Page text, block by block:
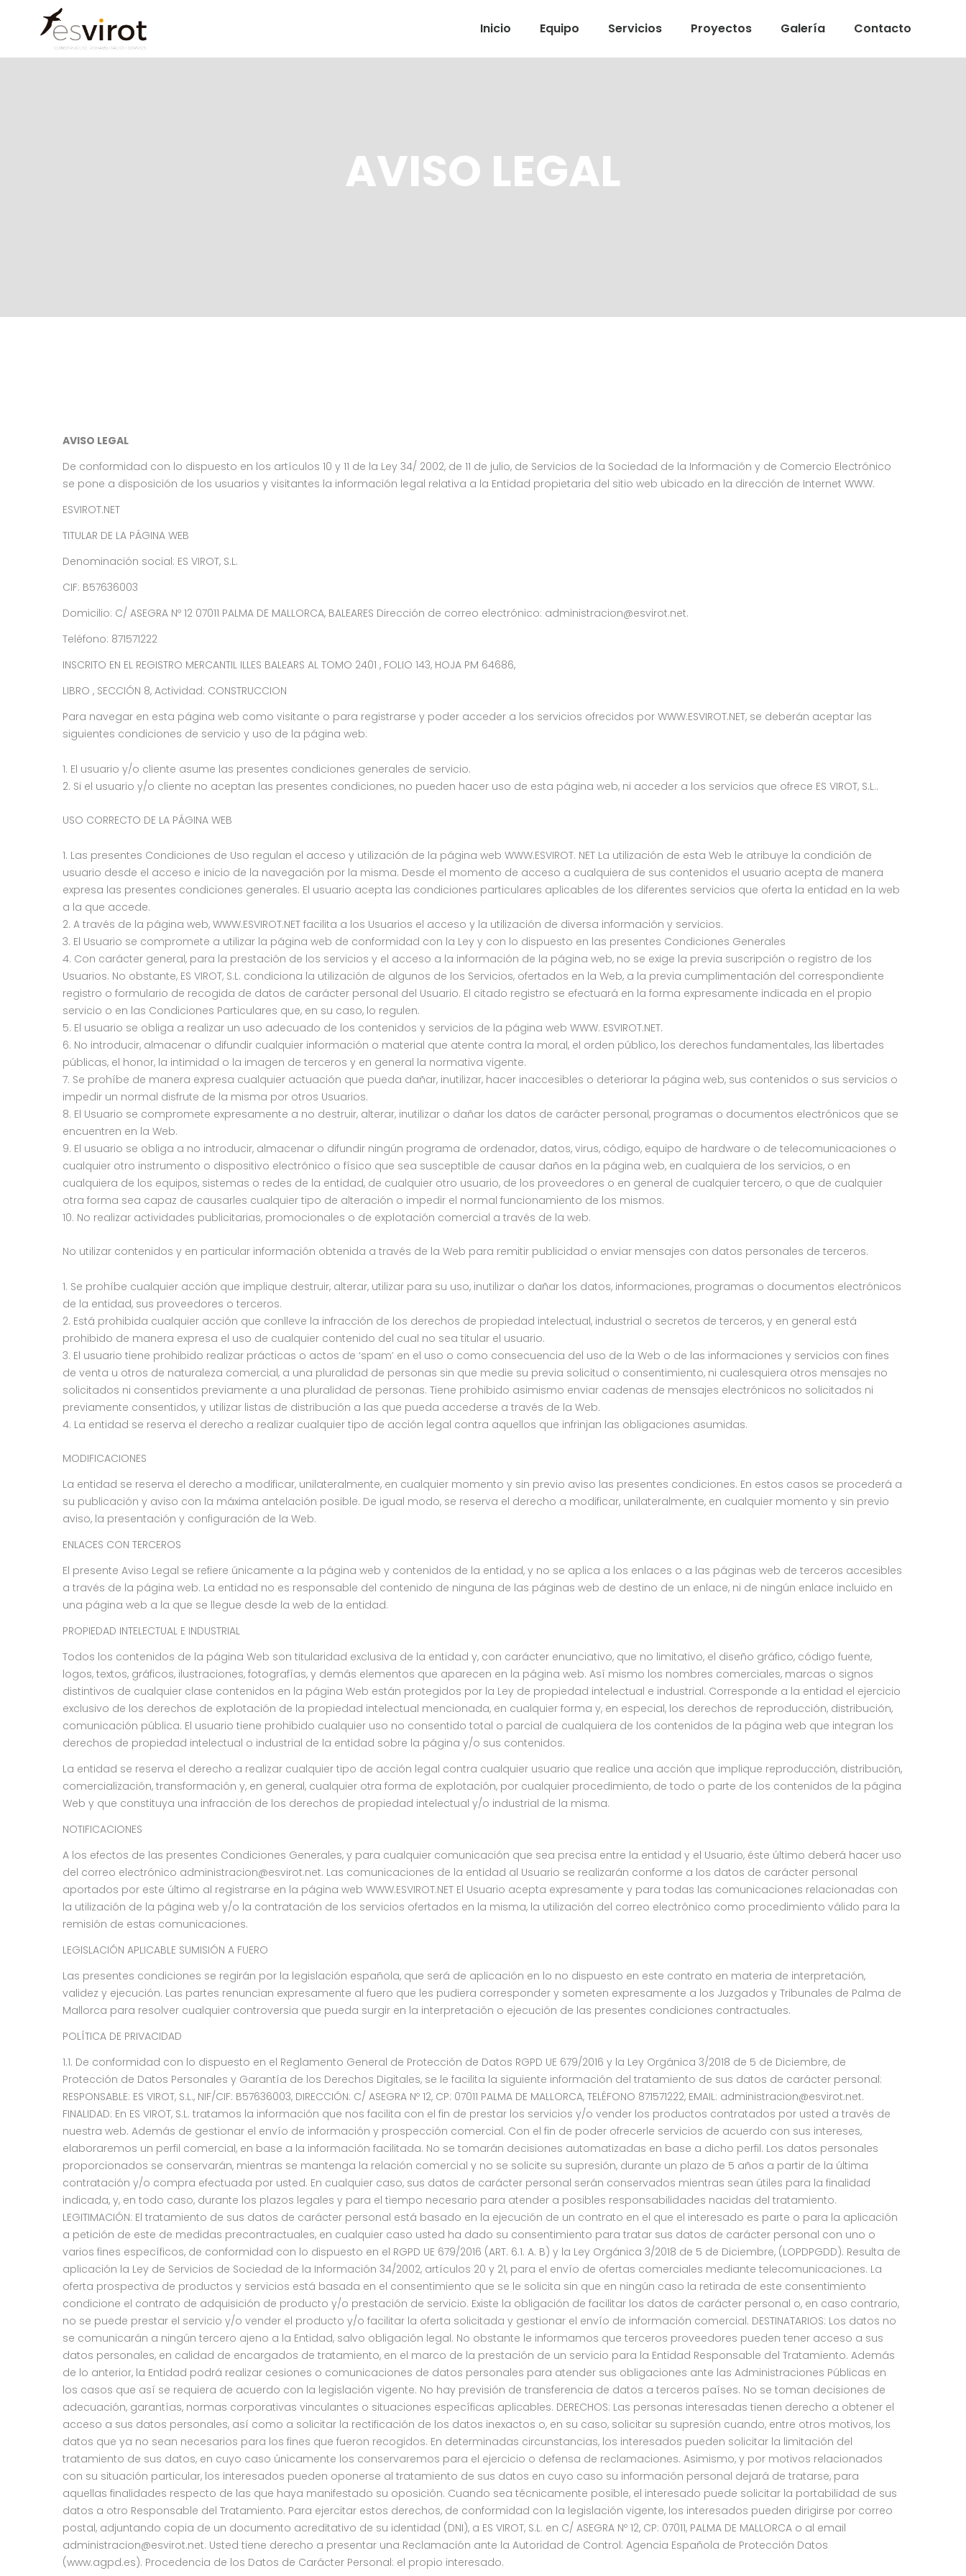
Inicio Equipo Servicios Proyectos Galería Contacto
AVISO LEGAL
AVISO LEGAL
De conformidad con lo dispuesto en los artículos 10 y 11 de la Ley 34/ 2002, de 11 de julio, de Servicios de la Sociedad de la Información y de Comercio Electrónico
se pone a disposición de los usuarios y visitantes la información legal relativa a la Entidad propietaria del sitio web ubicado en la dirección de Internet WWW.
ESVIROT.NET
TITULAR DE LA PÁGINA WEB
Denominación social: ES VIROT, S.L.
CIF: B57636003
Domicilio: C/ ASEGRA Nº 12 07011 PALMA DE MALLORCA, BALEARES Dirección de correo electrónico: administracion@esvirot.net.
Teléfono: 871571222
INSCRITO EN EL REGISTRO MERCANTIL ILLES BALEARS AL TOMO 2401 , FOLIO 143, HOJA PM 64686,
LIBRO , SECCIÓN 8, Actividad: CONSTRUCCION
Para navegar en esta página web como visitante o para registrarse y poder acceder a los servicios ofrecidos por WWW.ESVIROT.NET, se deberán aceptar las
siguientes condiciones de servicio y uso de la página web:
El usuario y/o cliente asume las presentes condiciones generales de servicio.
Si el usuario y/o cliente no aceptan las presentes condiciones, no pueden hacer uso de esta página web, ni acceder a los servicios que ofrece ES VIROT, S.L..
USO CORRECTO DE LA PÁGINA WEB
Las presentes Condiciones de Uso regulan el acceso y utilización de la página web WWW.ESVIROT. NET La utilización de esta Web le atribuye la condición de
usuario desde el acceso e inicio de la navegación por la misma. Desde el momento de acceso a cualquiera de sus contenidos el usuario acepta de manera
expresa las presentes condiciones generales. El usuario acepta las condiciones particulares aplicables de los diferentes servicios que oferta la entidad en la web
a la que accede.
A través de la página web, WWW.ESVIROT.NET facilita a los Usuarios el acceso y la utilización de diversa información y servicios.
El Usuario se compromete a utilizar la página web de conformidad con la Ley y con lo dispuesto en las presentes Condiciones Generales
Con carácter general, para la prestación de los servicios y el acceso a la información de la página web, no se exige la previa suscripción o registro de los
Usuarios. No obstante, ES VIROT, S.L. condiciona la utilización de algunos de los Servicios, ofertados en la Web, a la previa cumplimentación del correspondiente
registro o formulario de recogida de datos de carácter personal del Usuario. El citado registro se efectuará en la forma expresamente indicada en el propio
servicio o en las Condiciones Particulares que, en su caso, lo regulen.
El usuario se obliga a realizar un uso adecuado de los contenidos y servicios de la página web WWW. ESVIROT.NET.
No introducir, almacenar o difundir cualquier información o material que atente contra la moral, el orden público, los derechos fundamentales, las libertades
públicas, el honor, la intimidad o la imagen de terceros y en general la normativa vigente.
Se prohíbe de manera expresa cualquier actuación que pueda dañar, inutilizar, hacer inaccesibles o deteriorar la página web, sus contenidos o sus servicios o
impedir un normal disfrute de la misma por otros Usuarios.
El Usuario se compromete expresamente a no destruir, alterar, inutilizar o dañar los datos de carácter personal, programas o documentos electrónicos que se
encuentren en la Web.
El usuario se obliga a no introducir, almacenar o difundir ningún programa de ordenador, datos, virus, código, equipo de hardware o de telecomunicaciones o
cualquier otro instrumento o dispositivo electrónico o físico que sea susceptible de causar daños en la página web, en cualquiera de los servicios, o en
cualquiera de los equipos, sistemas o redes de la entidad, de cualquier otro usuario, de los proveedores o en general de cualquier tercero, o que de cualquier
otra forma sea capaz de causarles cualquier tipo de alteración o impedir el normal funcionamiento de los mismos.
No realizar actividades publicitarias, promocionales o de explotación comercial a través de la web.
No utilizar contenidos y en particular información obtenida a través de la Web para remitir publicidad o enviar mensajes con datos personales de terceros.
Se prohíbe cualquier acción que implique destruir, alterar, utilizar para su uso, inutilizar o dañar los datos, informaciones, programas o documentos electrónicos
de la entidad, sus proveedores o terceros.
Está prohibida cualquier acción que conlleve la infracción de los derechos de propiedad intelectual, industrial o secretos de terceros, y en general está
prohibido de manera expresa el uso de cualquier contenido del cual no sea titular el usuario.
El usuario tiene prohibido realizar prácticas o actos de ‘spam’ en el uso o como consecuencia del uso de la Web o de las informaciones y servicios con fines
de venta u otros de naturaleza comercial, a una pluralidad de personas sin que medie su previa solicitud o consentimiento, ni cualesquiera otros mensajes no
solicitados ni consentidos previamente a una pluralidad de personas. Tiene prohibido asimismo enviar cadenas de mensajes electrónicos no solicitados ni
previamente consentidos, y utilizar listas de distribución a las que pueda accederse a través de la Web.
La entidad se reserva el derecho a realizar cualquier tipo de acción legal contra aquellos que infrinjan las obligaciones asumidas.
MODIFICACIONES
La entidad se reserva el derecho a modificar, unilateralmente, en cualquier momento y sin previo aviso las presentes condiciones. En estos casos se procederá a
su publicación y aviso con la máxima antelación posible. De igual modo, se reserva el derecho a modificar, unilateralmente, en cualquier momento y sin previo
aviso, la presentación y configuración de la Web.
ENLACES CON TERCEROS
El presente Aviso Legal se refiere únicamente a la página web y contenidos de la entidad, y no se aplica a los enlaces o a las páginas web de terceros accesibles
a través de la página web. La entidad no es responsable del contenido de ninguna de las páginas web de destino de un enlace, ni de ningún enlace incluido en
una página web a la que se llegue desde la web de la entidad.
PROPIEDAD INTELECTUAL E INDUSTRIAL
Todos los contenidos de la página Web son titularidad exclusiva de la entidad y, con carácter enunciativo, que no limitativo, el diseño gráfico, código fuente,
logos, textos, gráficos, ilustraciones, fotografías, y demás elementos que aparecen en la página web. Así mismo los nombres comerciales, marcas o signos
distintivos de cualquier clase contenidos en la página Web están protegidos por la Ley de propiedad intelectual e industrial. Corresponde a la entidad el ejercicio
exclusivo de los derechos de explotación de la propiedad intelectual mencionada, en cualquier forma y, en especial, los derechos de reproducción, distribución,
comunicación pública. El usuario tiene prohibido cualquier uso no consentido total o parcial de cualquiera de los contenidos de la página web que integran los
derechos de propiedad intelectual o industrial de la entidad sobre la página y/o sus contenidos.
La entidad se reserva el derecho a realizar cualquier tipo de acción legal contra cualquier usuario que realice una acción que implique reproducción, distribución,
comercialización, transformación y, en general, cualquier otra forma de explotación, por cualquier procedimiento, de todo o parte de los contenidos de la página
Web y que constituya una infracción de los derechos de propiedad intelectual y/o industrial de la misma.
NOTIFICACIONES
A los efectos de las presentes Condiciones Generales, y para cualquier comunicación que sea precisa entre la entidad y el Usuario, éste último deberá hacer uso
del correo electrónico administracion@esvirot.net. Las comunicaciones de la entidad al Usuario se realizarán conforme a los datos de carácter personal
aportados por este último al registrarse en la página web WWW.ESVIROT.NET El Usuario acepta expresamente y para todas las comunicaciones relacionadas con
la utilización de la página web y/o la contratación de los servicios ofertados en la misma, la utilización del correo electrónico como procedimiento válido para la
remisión de estas comunicaciones.
LEGISLACIÓN APLICABLE SUMISIÓN A FUERO
Las presentes condiciones se regirán por la legislación española, que será de aplicación en lo no dispuesto en este contrato en materia de interpretación,
validez y ejecución. Las partes renuncian expresamente al fuero que les pudiera corresponder y someten expresamente a los Juzgados y Tribunales de Palma de
Mallorca para resolver cualquier controversia que pueda surgir en la interpretación o ejecución de las presentes condiciones contractuales.
POLÍTICA DE PRIVACIDAD
1.1. De conformidad con lo dispuesto en el Reglamento General de Protección de Datos RGPD UE 679/2016 y la Ley Orgánica 3/2018 de 5 de Diciembre, de
Protección de Datos Personales y Garantía de los Derechos Digitales, se le facilita la siguiente información del tratamiento de sus datos de carácter personal:
RESPONSABLE: ES VIROT, S.L., NIF/CIF: B57636003, DIRECCIÓN: C/ ASEGRA Nº 12, CP: 07011 PALMA DE MALLORCA, TELÉFONO 871571222, EMAIL: administracion@esvirot.net.
FINALIDAD: En ES VIROT, S.L. tratamos la información que nos facilita con el fin de prestar los servicios y/o vender los productos contratados por usted a través de
nuestra web. Además de gestionar el envío de información y prospección comercial. Con el fin de poder ofrecerle servicios de acuerdo con sus intereses,
elaboraremos un perfil comercial, en base a la información facilitada. No se tomarán decisiones automatizadas en base a dicho perfil. Los datos personales
proporcionados se conservarán, mientras se mantenga la relación comercial y no se solicite su supresión, durante un plazo de 5 años a partir de la última
contratación y/o compra efectuada por usted. En cualquier caso, sus datos de carácter personal serán conservados mientras sean útiles para la finalidad
indicada, y, en todo caso, durante los plazos legales y para el tiempo necesario para atender a posibles responsabilidades nacidas del tratamiento.
LEGITIMACIÓN: El tratamiento de sus datos de carácter personal está basado en la ejecución de un contrato en el que el interesado es parte o para la aplicación
a petición de este de medidas precontractuales, en cualquier caso usted ha dado su consentimiento para tratar sus datos de carácter personal con uno o
varios fines específicos, de conformidad con lo dispuesto en el RGPD UE 679/2016 (ART. 6.1. A. B) y la Ley Orgánica 3/2018 de 5 de Diciembre, (LOPDPGDD). Resulta de
aplicación la Ley de Servicios de Sociedad de la Información 34/2002, artículos 20 y 21, para el envío de ofertas comerciales mediante telecomunicaciones. La
oferta prospectiva de productos y servicios está basada en el consentimiento que se le solicita sin que en ningún caso la retirada de este consentimiento
condicione el contrato de adquisición de producto y/o prestación de servicio. Existe la obligación de facilitar los datos de carácter personal o, en caso contrario,
no se puede prestar el servicio y/o vender el producto y/o facilitar la oferta solicitada y gestionar el envío de información comercial. DESTINATARIOS: Los datos no
se comunicarán a ningún tercero ajeno a la Entidad, salvo obligación legal. No obstante le informamos que terceros proveedores pueden tener acceso a sus
datos personales, en calidad de encargados de tratamiento, en el marco de la prestación de un servicio para la Entidad Responsable del Tratamiento. Además
de lo anterior, la Entidad podrá realizar cesiones o comunicaciones de datos personales para atender sus obligaciones ante las Administraciones Públicas en
los casos que así se requiera de acuerdo con la legislación vigente. No hay previsión de transferencia de datos a terceros países. No se toman decisiones de
adecuación, garantías, normas corporativas vinculantes o situaciones específicas aplicables. DERECHOS: Las personas interesadas tienen derecho a obtener el
acceso a sus datos personales, así como a solicitar la rectificación de los datos inexactos o, en su caso, solicitar su supresión cuando, entre otros motivos, los
datos que ya no sean necesarios para los fines que fueron recogidos. En determinadas circunstancias, los interesados pueden solicitar la limitación del
tratamiento de sus datos, en cuyo caso únicamente los conservaremos para el ejercicio o defensa de reclamaciones. Asimismo, y por motivos relacionados
con su situación particular, los interesados pueden oponerse al tratamiento de sus datos en cuyo caso su información personal dejará de tratarse, para
aquellas finalidades respecto de las que haya manifestado su oposición. Cuando sea técnicamente posible, el interesado puede solicitar la portabilidad de sus
datos a otro Responsable del Tratamiento. Para ejercitar estos derechos, de conformidad con la legislación vigente, los interesados pueden dirigirse por correo
postal, adjuntando copia de un documento acreditativo de su identidad (DNI), a ES VIROT, S.L. en C/ ASEGRA Nº 12, CP: 07011, PALMA DE MALLORCA o al email
administracion@esvirot.net. Usted tiene derecho a presentar una Reclamación ante la Autoridad de Control: Agencia Española de Protección Datos
(www.agpd.es). Procedencia de los Datos de Carácter Personal: el propio interesado.